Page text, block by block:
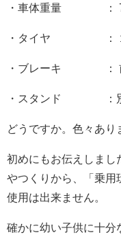
・車体重量 ：
・タイヤ ： ゴ
・ブレーキ ： 前
・スタンド ：別
どうですか。色々あり
初めにもお伝えしまし
やつくりから、「乗用
使用は出来ません。
確かに幼い子供に十分